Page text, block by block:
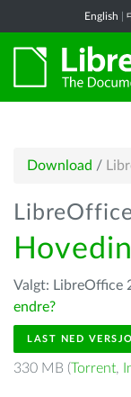
English
Download /
Valgt: LibreOffice
endre?
LAST NED
330 MB (Torrent,